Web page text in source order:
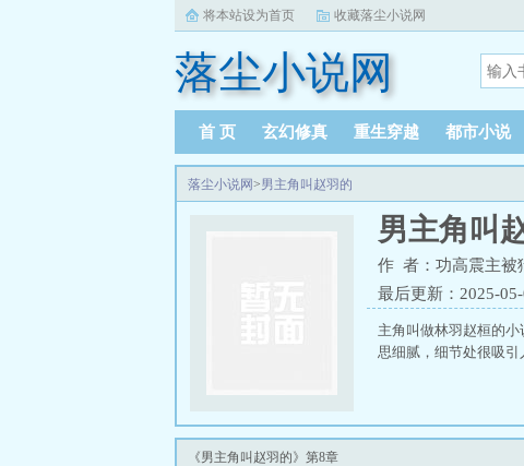
将本站设为首页 收藏落尘小说网
落尘小说网
首 页 玄幻修真 重生穿越 都市小说
落尘小说网>男主角叫赵羽的
男主角叫
作 者：功高震主被
最后更新：2025-05-
主角叫做林羽赵桓的
思细腻，细节处很吸
《男主角叫赵羽的》第8章